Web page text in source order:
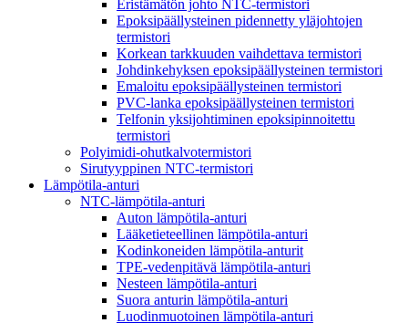
Eristämätön johto NTC-termistori
Epoksipäällysteinen pidennetty yläjohtojen
termistori
Korkean tarkkuuden vaihdettava termistori
Johdinkehyksen epoksipäällysteinen termistori
Emaloitu epoksipäällysteinen termistori
PVC-lanka epoksipäällysteinen termistori
Telfonin yksijohtiminen epoksipinnoitettu
termistori
Polyimidi-ohutkalvotermistori
Sirutyyppinen NTC-termistori
Lämpötila-anturi
NTC-lämpötila-anturi
Auton lämpötila-anturi
Lääketieteellinen lämpötila-anturi
Kodinkoneiden lämpötila-anturit
TPE-vedenpitävä lämpötila-anturi
Nesteen lämpötila-anturi
Suora anturin lämpötila-anturi
Luodinmuotoinen lämpötila-anturi